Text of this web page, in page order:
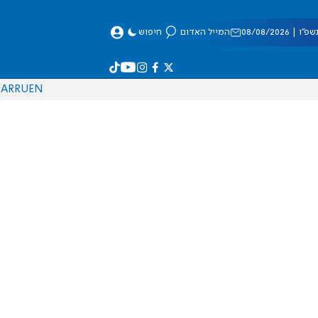
08/2026 המייל האדום חיפוש
EN
RU
AR